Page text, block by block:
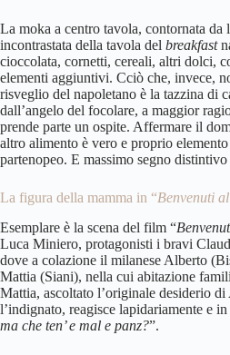
La moka a centro tavola, contornata da
incontrastata della tavola del breakfast
cioccolata, cornetti, cereali, altri dolci,
elementi aggiuntivi. Cciò che, invece,
risveglio del napoletano è la tazzina di
dall’angelo del focolare, a maggior
prende parte un ospite. Affermare il
altro alimento è vero e proprio
partenopeo. E massimo segno
La figura della mamma in “Benvenuti
Esemplare è la scena del film “
Luca Miniero, protagonisti i bravi
dove a colazione il milanese Alberto
Mattia (Siani), nella cui abitazione
Mattia, ascoltato l’originale desiderio
l’indignato, reagisce lapidariamente e
ma che ten’ e mal e panz?”.